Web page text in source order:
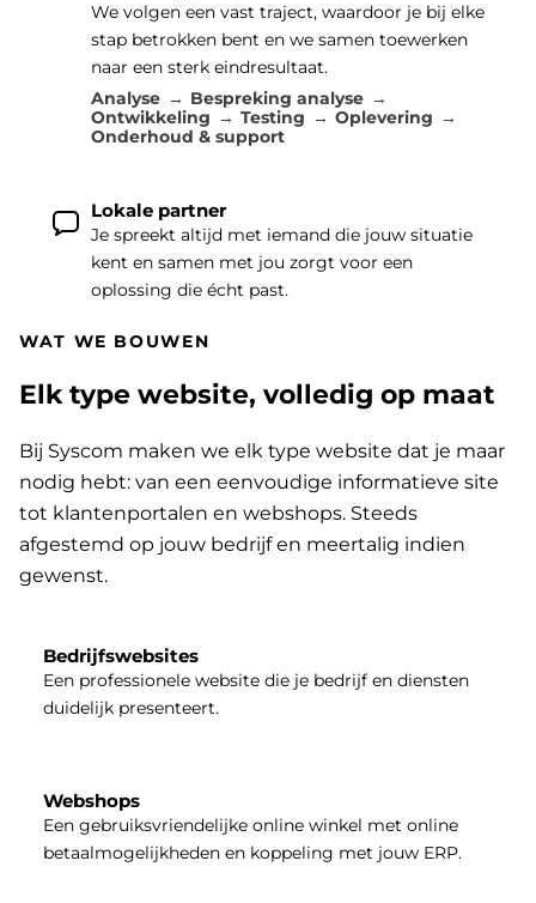
We volgen een vast traject, waardoor je bij elke
stap betrokken bent en we samen toewerken
naar een sterk eindresultaat.
Analyse
Bespreking analyse
Ontwikkeling
Testing
Oplevering
Onderhoud & support
Lokale partner
Je spreekt altijd met iemand die jouw situatie
kent en samen met jou zorgt voor een
oplossing die écht past.
WAT WE BOUWEN
Elk type website, volledig op maat
Bij Syscom maken we elk type website dat je maar
nodig hebt: van een eenvoudige informatieve site
tot klantenportalen en webshops. Steeds
afgestemd op jouw bedrijf en meertalig indien
gewenst.
Bedrijfswebsites
Een professionele website die je bedrijf en diensten
duidelijk presenteert.
Webshops
Een gebruiksvriendelijke online winkel met online
betaalmogelijkheden en koppeling met jouw ERP.